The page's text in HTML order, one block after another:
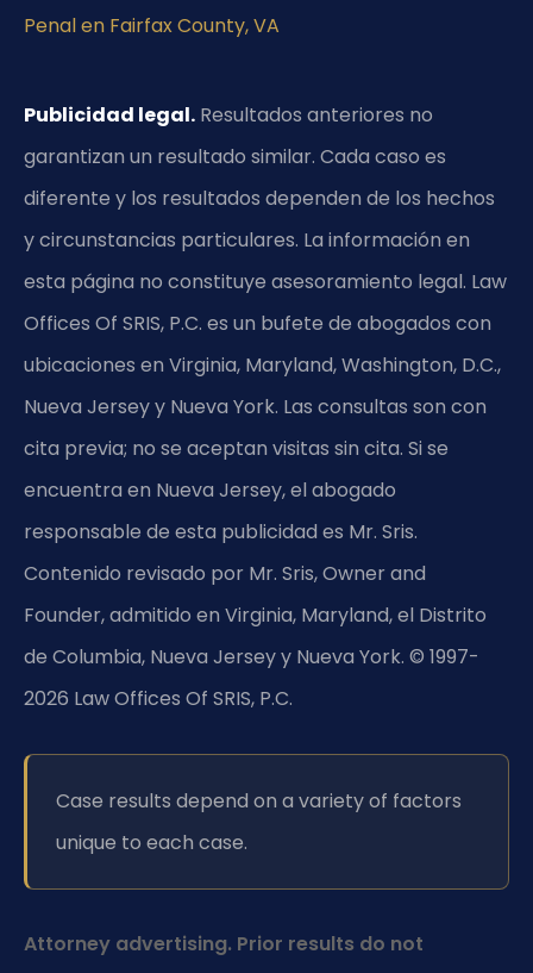
Penal en Fairfax County, VA
Publicidad legal. Resultados anteriores no
garantizan un resultado similar. Cada caso es
diferente y los resultados dependen de los hechos
y circunstancias particulares. La información en
esta página no constituye asesoramiento legal. Law
Offices Of SRIS, P.C. es un bufete de abogados con
ubicaciones en Virginia, Maryland, Washington, D.C.,
Nueva Jersey y Nueva York. Las consultas son con
cita previa; no se aceptan visitas sin cita. Si se
encuentra en Nueva Jersey, el abogado
responsable de esta publicidad es Mr. Sris.
Contenido revisado por Mr. Sris, Owner and
Founder, admitido en Virginia, Maryland, el Distrito
de Columbia, Nueva Jersey y Nueva York. © 1997-
2026 Law Offices Of SRIS, P.C.
Case results depend on a variety of factors
unique to each case.
Attorney advertising. Prior results do not